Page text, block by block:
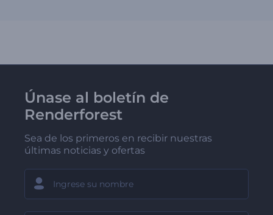
Únase al boletín de
Renderforest
Sea de los primeros en recibir nuestras
últimas noticias y ofertas